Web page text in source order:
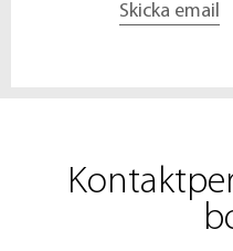
Skicka email